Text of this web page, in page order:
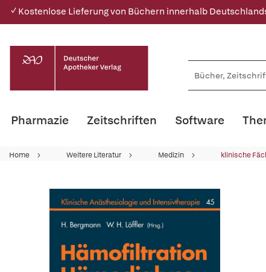
✓ Kostenlose Lieferung von Büchern innerhalb
Pharmazie Zeitschriften Software
Home Weitere Literatur Medizin klinische